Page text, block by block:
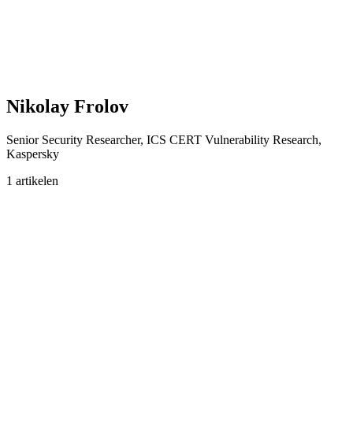
Nikolay Frolov
Senior Security Researcher, ICS CERT Vulnerability Research,
Kaspersky
1 artikelen